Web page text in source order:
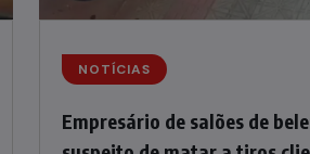
NOTÍCIAS
Empresário de salões de